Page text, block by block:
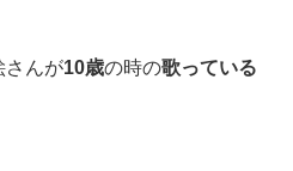
さんが10歳の時の歌っている